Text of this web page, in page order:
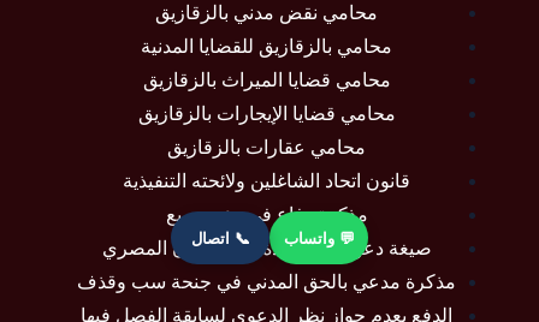
محامي نقض مدني بالزقازيق
محامي بالزقازيق للقضايا المدنية
محامي قضايا الميراث بالزقازيق
محامي قضايا الإيجارات بالزقازيق
محامي عقارات بالزقازيق
قانون اتحاد الشاغلين ولائحته التنفيذية
مذكرة دفاع في دعوى ريع
صيغة دعوى نفقة عدة في القانون المصري
مذكرة مدعي بالحق المدني في جنحة سب وقذف
الدفع بعدم جواز نظر الدعوى لسابقة الفصل فيها
💬 واتساب 📞 اتصال